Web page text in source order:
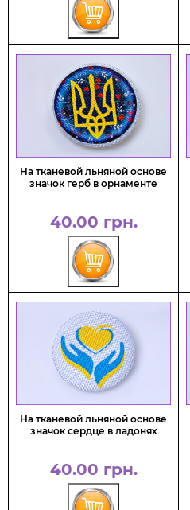
На тканевой льняной основе
значок герб в орнаменте
40.00 грн.
На тканевой льняной основе
значок сердце в ладонях
40.00 грн.